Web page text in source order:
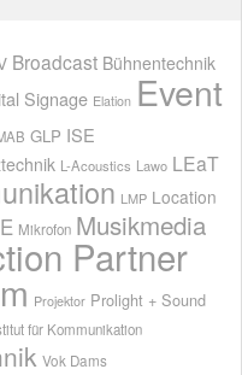
Broadcast Bühnentechnik
Signage Elation Event
GLP ISE
L-Acoustics Lawo LEaT
LMP Location
Mikrofon Musikmedia
Partner
Projektor Prolight + Sound
für Kommunikation
Vok Dams